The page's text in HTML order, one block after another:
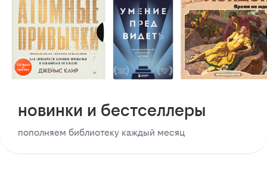
новинки и бестселлеры
пополняем библиотеку каждый месяц